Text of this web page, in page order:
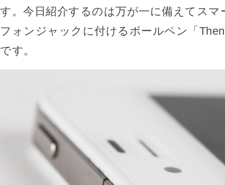
す。今日紹介するのは万が一に備えてス
フォンジャックに付けるボールペン「
です。